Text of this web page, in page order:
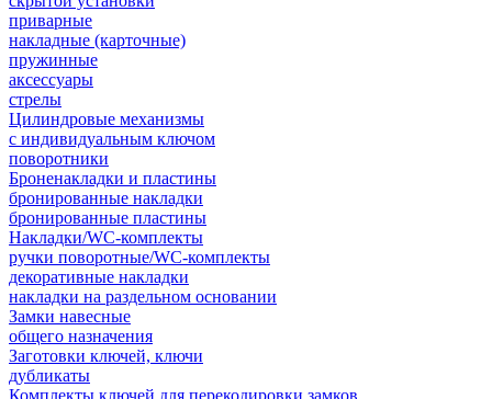
приварные
накладные (карточные)
пружинные
аксессуары
стрелы
Цилиндровые механизмы
с индивидуальным ключом
поворотники
Броненакладки и пластины
бронированные накладки
бронированные пластины
Накладки/WC-комплекты
ручки поворотные/WC-комплекты
декоративные накладки
накладки на раздельном основании
Замки навесные
общего назначения
Заготовки ключей, ключи
дубликаты
Комплекты ключей для перекодировки замков